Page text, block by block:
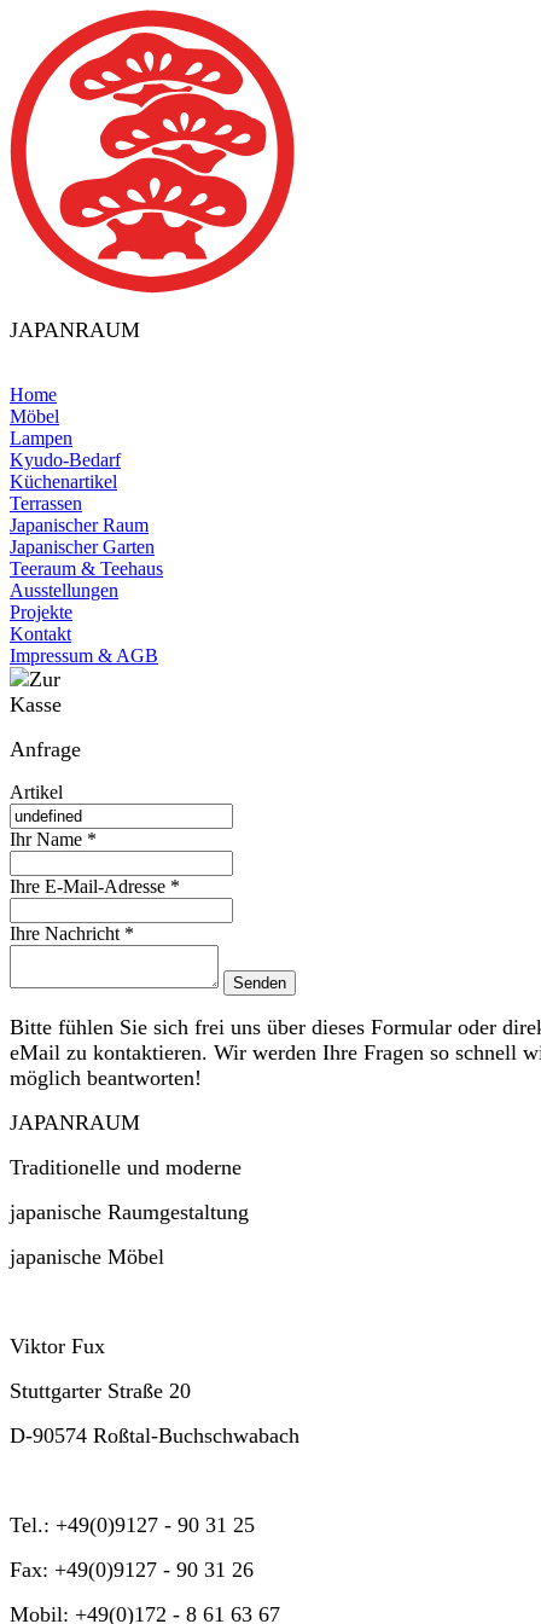
JAPANRAUM
Home
Möbel
Lampen
Kyudo-Bedarf
Küchenartikel
Terrassen
Japanischer Raum
Japanischer Garten
Teeraum & Teehaus
Ausstellungen
Projekte
Kontakt
Impressum & AGB
Anfrage
Artikel
Ihr Name *
Ihre E-Mail-Adresse *
Ihre Nachricht *
Bitte fühlen Sie sich frei uns über dieses Formular oder
eMail zu kontaktieren. Wir werden Ihre Fragen so schnell
möglich beantworten!
JAPANRAUM
Traditionelle und moderne
japanische Raumgestaltung
japanische Möbel
Viktor Fux
Stuttgarter Straße 20
D-90574 Roßtal-Buchschwabach
Tel.: +49(0)9127 - 90 31 25
Fax: +49(0)9127 - 90 31 26
Mobil: +49(0)172 - 8 61 63 67